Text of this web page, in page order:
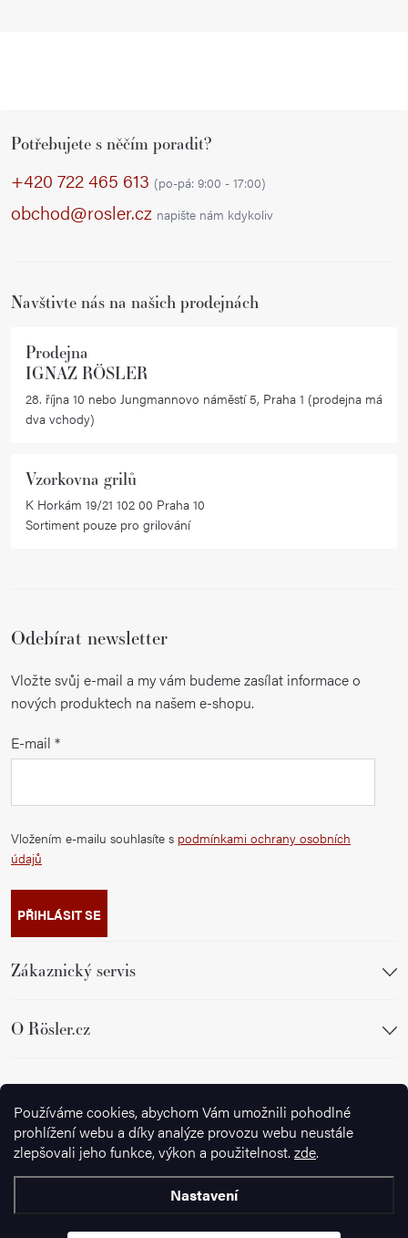
Používáme cookies, abychom Vám umožnili pohodlné
prohlížení webu a díky analýze provozu webu neustále
zlepšovali jeho funkce, výkon a použitelnost. zde.
Nastavení
Potřebujete s něčím poradit?
+420 722 465 613 (po-pá: 9:00 - 17:00)
obchod@rosler.cz napište nám kdykoliv
Navštivte nás na našich prodejnách
Prodejna
IGNAZ RÖSLER
28. října 10 nebo Jungmannovo náměstí 5, Praha 1 (prodejna má
dva vchody)
Vzorkovna grilů
K Horkám 19/21 102 00 Praha 10
Sortiment pouze pro grilování
Odebírat newsletter
Vložte svůj e-mail a my vám budeme zasílat informace o
nových produktech na našem e-shopu.
E-mail
Vložením e-mailu souhlasíte s podmínkami ochrany osobních
údajů
PŘIHLÁSIT SE
Zákaznický servis
O Rösler.cz
Sledujte nás